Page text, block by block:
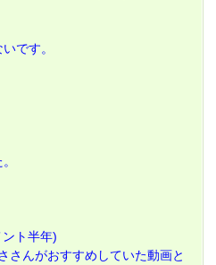
です。
ト半年)
さんがおすすめしていた動画と